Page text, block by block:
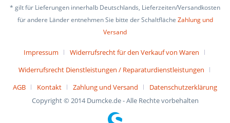
* gilt für Lieferungen innerhalb Deutschlands, Lieferzeiten/Versandkosten
für andere Länder entnehmen Sie bitte der Schaltfläche Zahlung und
Versand
Impressum
Widerrufsrecht für den Verkauf von Waren
Widerrufsrecht Dienstleistungen / Reparaturdienstleistungen
AGB
Kontakt Zahlung und Versand
Datenschutzerklärung
Copyright © 2014 Dumcke.de - Alle Rechte vorbehalten